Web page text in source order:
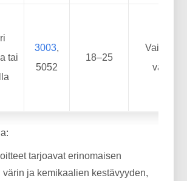
tai
3003,
5052
18–25
tarjoavat erinomaisen
värin ja kemikaalien kestävyyden,